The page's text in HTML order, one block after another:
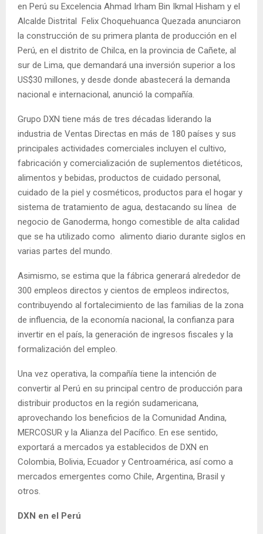
en Perú su Excelencia Ahmad Irham Bin Ikmal Hisham y el
Alcalde Distrital Felix Choquehuanca Quezada anunciaron
la construcción de su primera planta de producción en el
Perú, en el distrito de Chilca, en la provincia de Cañete, al
sur de Lima, que demandará una inversión superior a los
US$30 millones, y desde donde abastecerá la demanda
nacional e internacional, anunció la compañía.
Grupo DXN tiene más de tres décadas liderando la
industria de Ventas Directas en más de 180 países y sus
principales actividades comerciales incluyen el cultivo,
fabricación y comercialización de suplementos dietéticos,
alimentos y bebidas, productos de cuidado personal,
cuidado de la piel y cosméticos, productos para el hogar y
sistema de tratamiento de agua, destacando su línea de
negocio de Ganoderma, hongo comestible de alta calidad
que se ha utilizado como alimento diario durante siglos en
varias partes del mundo.
Asimismo, se estima que la fábrica generará alrededor de
300 empleos directos y cientos de empleos indirectos,
contribuyendo al fortalecimiento de las familias de la zona
de influencia, de la economía nacional, la confianza para
invertir en el país, la generación de ingresos fiscales y la
formalización del empleo.
Una vez operativa, la compañía tiene la intención de
convertir al Perú en su principal centro de producción para
distribuir productos en la región sudamericana,
aprovechando los beneficios de la Comunidad Andina,
MERCOSUR y la Alianza del Pacífico. En ese sentido,
exportará a mercados ya establecidos de DXN en
Colombia, Bolivia, Ecuador y Centroamérica, así como a
mercados emergentes como Chile, Argentina, Brasil y
otros.
DXN en el Perú